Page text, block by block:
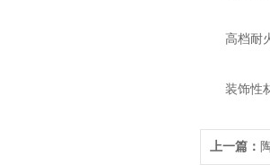
高档耐火
装饰性材
上一篇：